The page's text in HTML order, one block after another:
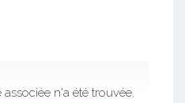
n'a été trouvée.